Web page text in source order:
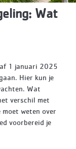
Wat
1 januari 2025
Hier kun je
Wat
verschil met
weten over
voorbereid je